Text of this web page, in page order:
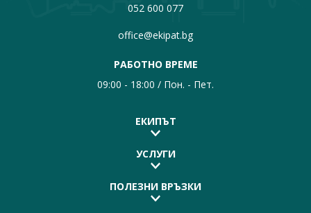
052 600 077
office@ekipat.bg
РАБОТНО ВРЕМЕ
09:00 - 18:00 / Пон. - Пет.
ЕКИПЪТ
УСЛУГИ
ПОЛЕЗНИ ВРЪЗКИ